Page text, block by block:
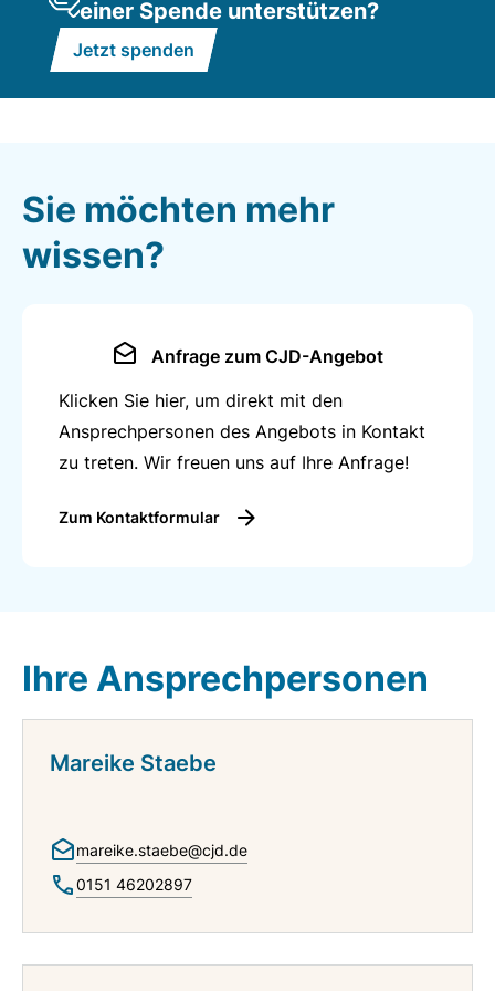
in case of problems at the new workplace
in the selection of qualification and training
opportunities
Montag 13:00 – 16:00 Uhr
Donnerstag 10:00 – 12:00 Uhr
(ohne Voranmeldung - without prior appointment)
einer Spende unterstützen?
Jetzt spenden
Sie möchten mehr
wissen?
Anfrage zum CJD-Angebot
Klicken Sie hier, um direkt mit den
Ansprechpersonen des Angebots in Kontakt
zu treten. Wir freuen uns auf Ihre Anfrage!
Zum Kontaktformular
Ihre Ansprechpersonen
Mareike Staebe
mareike.staebe@cjd.de
0151 46202897